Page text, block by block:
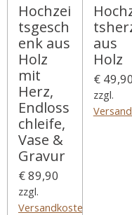
Hochzei
tsgesch
enk aus
Holz
mit
Herz,
Endloss
chleife,
Vase &
Gravur
€ 89,90
zzgl.
Versandkosten
aus
Holz
€ 49,90
zzgl.